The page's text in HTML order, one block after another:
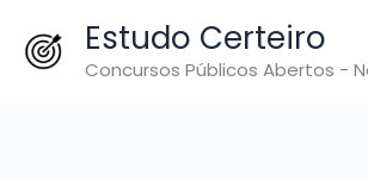
para
Estudo Certeiro
Concursos Públicos Abertos -